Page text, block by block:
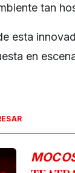
tan
esta
en